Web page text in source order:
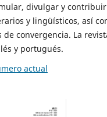
divulgar y
y lingüísticos, así
de convergencia. La
y portugués.
actual